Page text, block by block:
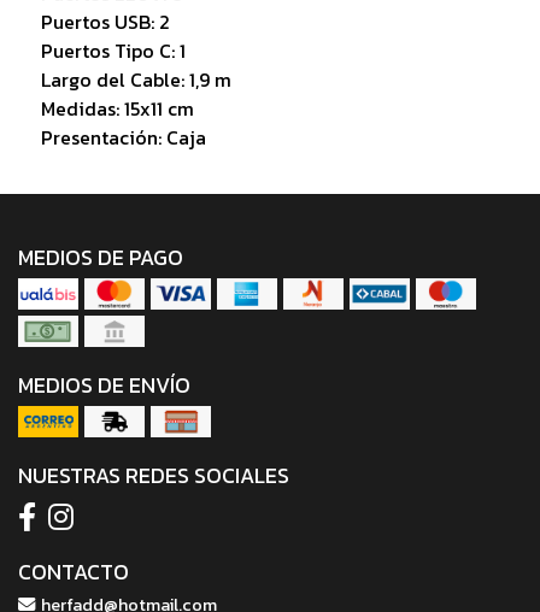
Puertos USB: 2
Puertos Tipo C: 1
Largo del Cable: 1,9 m
Medidas: 15x11 cm
Presentación: Caja
MEDIOS DE PAGO
MEDIOS DE ENVÍO
NUESTRAS REDES SOCIALES
CONTACTO
herfadd@hotmail.com